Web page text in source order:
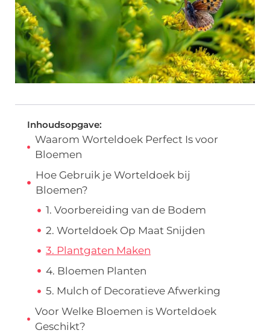
Inhoudsopgave:
Waarom Worteldoek Perfect Is voor
Bloemen
Hoe Gebruik je Worteldoek bij
Bloemen?
1. Voorbereiding van de Bodem
2. Worteldoek Op Maat Snijden
3. Plantgaten Maken
4. Bloemen Planten
5. Mulch of Decoratieve Afwerking
Voor Welke Bloemen is Worteldoek
Geschikt?